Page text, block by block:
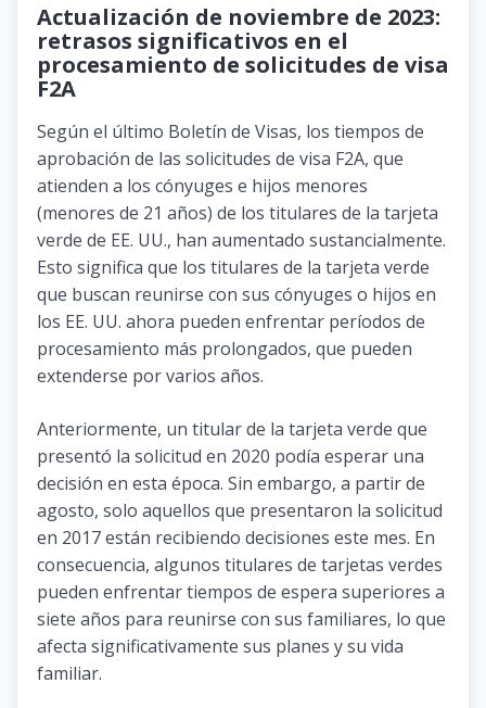
Actualización de noviembre de 2023:
retrasos significativos en el
procesamiento de solicitudes de visa
F2A
Según el último Boletín de Visas, los tiempos de
aprobación de las solicitudes de visa F2A, que
atienden a los cónyuges e hijos menores
(menores de 21 años) de los titulares de la tarjeta
verde de EE. UU., han aumentado sustancialmente.
Esto significa que los titulares de la tarjeta verde
que buscan reunirse con sus cónyuges o hijos en
los EE. UU. ahora pueden enfrentar períodos de
procesamiento más prolongados, que pueden
extenderse por varios años.
Anteriormente, un titular de la tarjeta verde que
presentó la solicitud en 2020 podía esperar una
decisión en esta época. Sin embargo, a partir de
agosto, solo aquellos que presentaron la solicitud
en 2017 están recibiendo decisiones este mes. En
consecuencia, algunos titulares de tarjetas verdes
pueden enfrentar tiempos de espera superiores a
siete años para reunirse con sus familiares, lo que
afecta significativamente sus planes y su vida
familiar.